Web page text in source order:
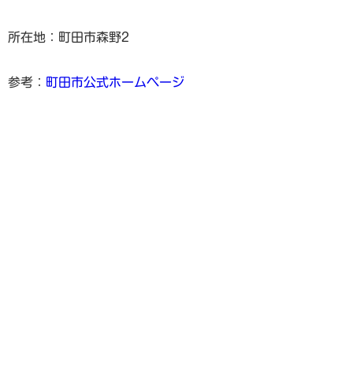
所在地：町田市森野2
参考： 町田市公式ホームページ